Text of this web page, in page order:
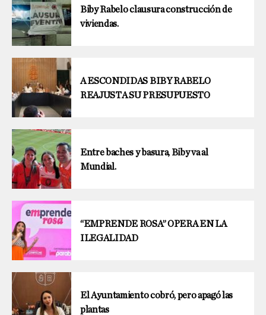
Biby Rabelo clausura construcción de
viviendas.
A ESCONDIDAS BIBY RABELO
REAJUSTA SU PRESUPUESTO
Entre baches y basura, Biby va al
Mundial.
“EMPRENDE ROSA” OPERA EN LA
ILEGALIDAD
El Ayuntamiento cobró, pero apagó las
plantas